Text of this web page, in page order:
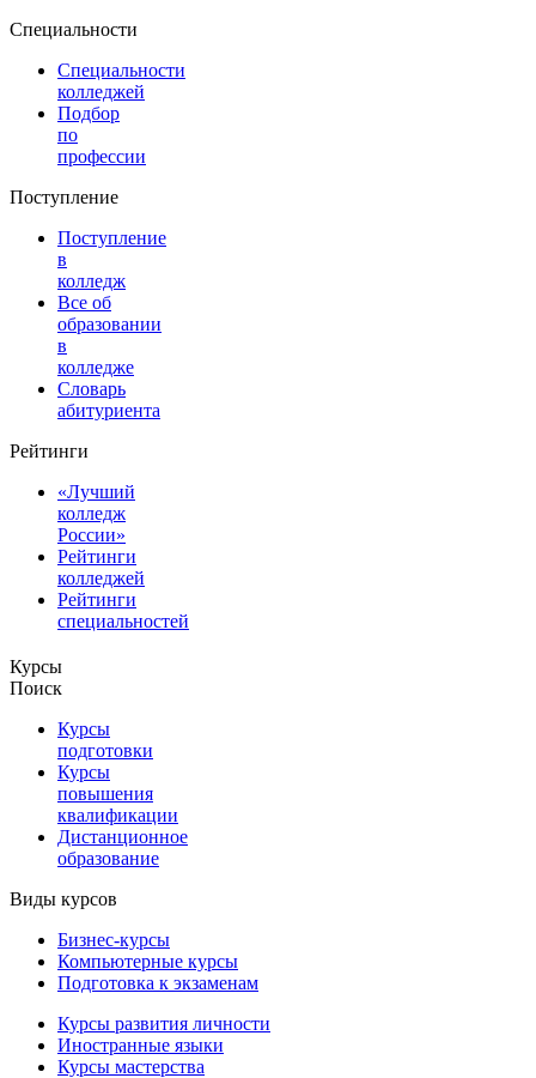
Специальности
Специальности
колледжей
Подбор
по
профессии
Поступление
Поступление
в
колледж
Все об
образовании
в
колледже
Словарь
абитуриента
Рейтинги
«Лучший
колледж
России»
Рейтинги
колледжей
Рейтинги
специальностей
Курсы
Поиск
Курсы
подготовки
Курсы
повышения
квалификации
Дистанционное
образование
Виды курсов
Бизнес-курсы
Компьютерные курсы
Подготовка к экзаменам
Курсы развития личности
Иностранные языки
Курсы мастерства